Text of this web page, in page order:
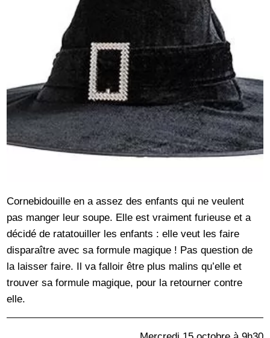
Cornebidouille en a assez des enfants qui ne veulent
pas manger leur soupe. Elle est vraiment furieuse et a
décidé de ratatouiller les enfants : elle veut les faire
disparaître avec sa formule magique ! Pas question de
la laisser faire. Il va falloir être plus malins qu’elle et
trouver sa formule magique, pour la retourner contre
elle.